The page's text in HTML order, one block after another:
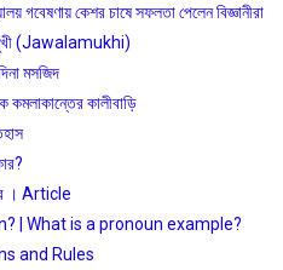
গবেষণায় কেশর চাষে সফলতা পেলেন বিজ্ঞানীরা
(Jawalamukhi)
মসজিদ
কমলাকান্তের কালীবাড়ি
। Article
| What is a pronoun example?
and Rules